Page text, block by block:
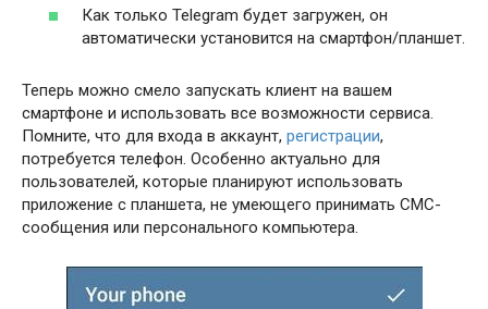
Как только Telegram будет загружен, он
автоматически установится на смартфон/планшет.
Теперь можно смело запускать клиент на вашем
смартфоне и использовать все возможности сервиса.
Помните, что для входа в аккаунт, регистрации,
потребуется телефон. Особенно актуально для
пользователей, которые планируют использовать
приложение с планшета, не умеющего принимать СМС-
сообщения или персонального компьютера.